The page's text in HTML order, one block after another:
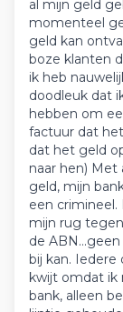
al mijn geld
momenteel
geld kan
boze klanten
ik heb
doodleuk dat
hebben om
factuur dat
dat het geld
naar hen) Met
geld, mijn
een
mijn rug
de
bij kan. Iedere
kwijt omdat ik
bank, alleen